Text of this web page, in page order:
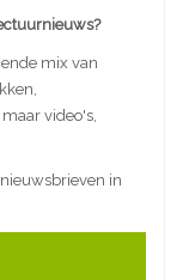
mix van
video's,
in